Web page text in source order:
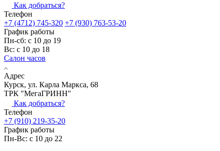
Как добраться?
Телефон
+7 (4712) 745-320 +7 (930) 763-53-20
График работы
Пн-сб: с 10 до 19
Вс: с 10 до 18
Салон часов
Адрес
Курск, ул. Карла Маркса, 68
ТРК "МегаГРИНН"
Как добраться?
Телефон
+7 (910) 219-35-20
График работы
Пн-Вс: с 10 до 22